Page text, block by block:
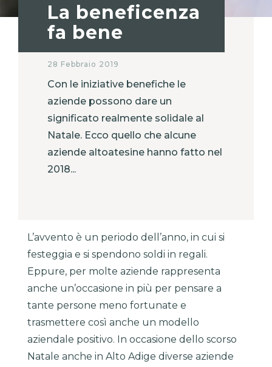
La beneficenza
fa bene
28 Febbraio 2019
Con le iniziative benefiche le
aziende possono dare un
significato realmente solidale al
Natale. Ecco quello che alcune
aziende altoatesine hanno fatto nel
2018...
L’avvento è un periodo dell’anno, in cui si
festeggia e si spendono soldi in regali.
Eppure, per molte aziende rappresenta
anche un’occasione in più per pensare a
tante persone meno fortunate e
trasmettere così anche un modello
aziendale positivo. In occasione dello scorso
Natale anche in Alto Adige diverse aziende